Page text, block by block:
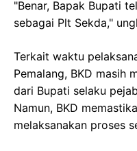
"Benar, Bapak Bupati
sebagai Plt Sekda,"
Terkait waktu
Pemalang, BKD masih
dari Bupati selaku
Namun, BKD
melaksanakan proses